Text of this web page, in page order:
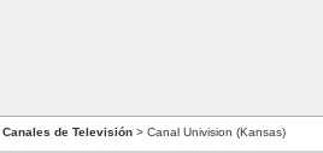
Canales de Televisión > Canal Univision (Kansas)